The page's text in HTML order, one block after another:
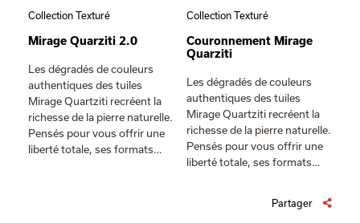
Collection Texturé
Mirage Quarziti 2.0
Les dégradés de couleurs
authentiques des tuiles
Mirage Quartziti recréent la
richesse de la pierre naturelle.
Pensés pour vous offrir une
liberté totale, ses formats…
Collection Texturé
Couronnement Mirage
Quarziti
Les dégradés de couleurs
authentiques des tuiles
Mirage Quartziti recréent la
richesse de la pierre naturelle.
Pensés pour vous offrir une
liberté totale, ses formats…
Partager